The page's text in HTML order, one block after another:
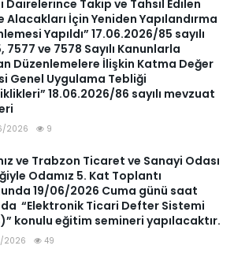
Dairelerince Takip ve Tahsil Edilen
Alacakları İçin Yeniden Yapılandırma
Yapıldı” 17.06.2026/85 sayılı
7577 ve 7578 Sayılı Kanunlarla
Düzenlemelere İlişkin Katma Değer
Genel Uygulama Tebliği
18.06.2026/86 sayılı mevzuat
2026 9
ve Trabzon Ticaret ve Sanayi Odası
Odamız 5. Kat Toplantı
19/06/2026 Cuma günü saat
da “Elektronik Ticari Defter Sistemi
konulu eğitim semineri yapılacaktır.
2026 49